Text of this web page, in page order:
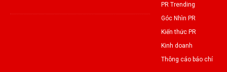
PR Trending
Góc Nhìn PR
Kiến thức PR
Kinh doanh
Thông cáo báo chí